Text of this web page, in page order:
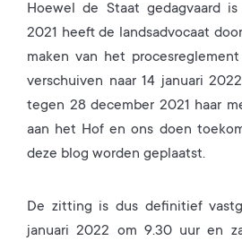
Hoewel de Staat gedagvaard
2021 heeft de landsadvocaat
maken van het
verschuiven naar 14 januari
tegen 28 december 2021 haar
aan het Hof en ons doen
deze blog worden geplaatst.
De zitting is dus definitief
januari 2022 om 9.30 uur en